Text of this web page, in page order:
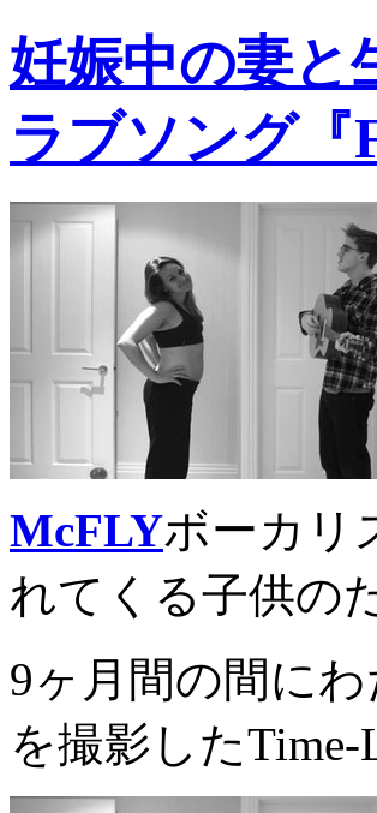
妊娠中の妻と
ラブソング『
McFLYボーカリ
れてくる子供の
9ヶ月間の間に
を撮影した